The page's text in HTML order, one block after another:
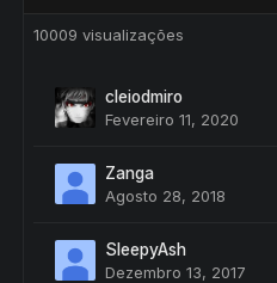
10009 visualizações
cleiodmiro
Fevereiro 11, 2020
Zanga
Agosto 28, 2018
SleepyAsh
Dezembro 13, 2017